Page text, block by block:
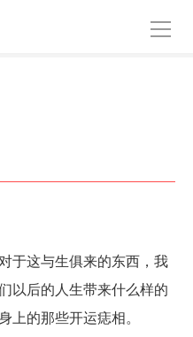
导航
于这与生俱来的东西，我
以后的人生带来什么样的
上的那些开运痣相。